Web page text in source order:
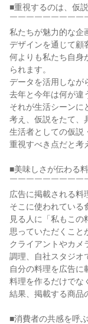
■重視するのは、仮
￣￣￣￣￣￣￣￣￣
私たちが魅力的な企
デザインを通じて顧
何よりも私たち自身
られます。
データを活用しなが
去年と今年は何が違
それが生活シーンに
考え、仮説をたて、
生活者としての仮説
重視すべき点だと考
■美味しさが伝わる料
￣￣￣￣￣￣￣￣￣
広告に掲載される料
そこに使われている
見る人に「私もこの
思っていただくこと
クライアントやカメ
調理、自社スタジオ
自分の料理を広告に
料理を作るだけでな
結果、掲載する商品
■消費者の共感を呼